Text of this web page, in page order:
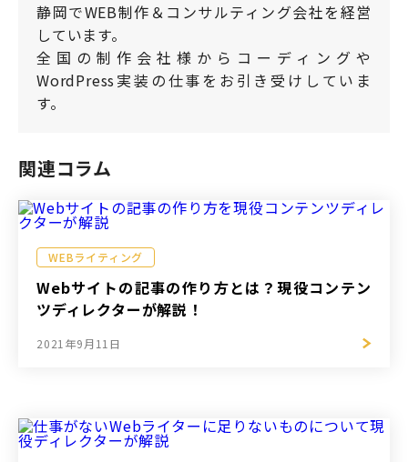
静岡でWEB制作＆コンサルティング会社を経営
しています。
全国の制作会社様からコーディングや
WordPress実装の仕事をお引き受けしていま
す。
関連コラム
WEBライティング
Webサイトの記事の作り方とは？現役コンテン
ツディレクターが解説！
2021年9月11日